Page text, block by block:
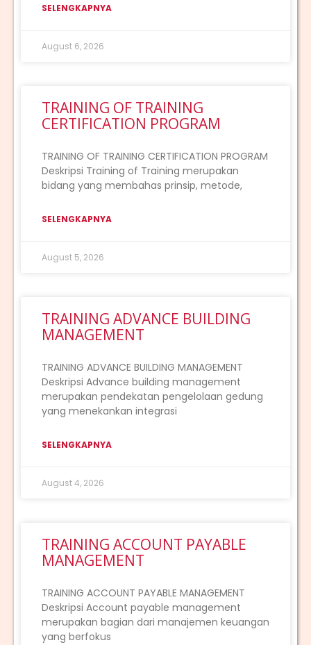
SELENGKAPNYA
August 6, 2026
TRAINING OF TRAINING
CERTIFICATION PROGRAM
TRAINING OF TRAINING CERTIFICATION PROGRAM
Deskripsi Training of Training merupakan
bidang yang membahas prinsip, metode,
SELENGKAPNYA
August 5, 2026
TRAINING ADVANCE BUILDING
MANAGEMENT
TRAINING ADVANCE BUILDING MANAGEMENT
Deskripsi Advance building management
merupakan pendekatan pengelolaan gedung
yang menekankan integrasi
SELENGKAPNYA
August 4, 2026
TRAINING ACCOUNT PAYABLE
MANAGEMENT
TRAINING ACCOUNT PAYABLE MANAGEMENT
Deskripsi Account payable management
merupakan bagian dari manajemen keuangan
yang berfokus